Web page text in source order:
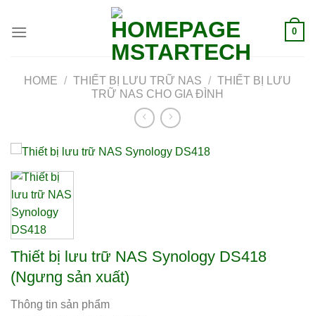
0
HOME / THIẾT BỊ LƯU TRỮ NAS / THIẾT BỊ LƯU
TRỮ NAS CHO GIA ĐÌNH
Thiết bị lưu trữ NAS Synology DS418
(Ngưng sản xuất)
Thông tin sản phẩm